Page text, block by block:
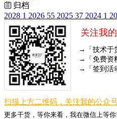
归档
2028 1 2026 55 2025 37 2024 1
关注我
→「技术于
→「免费资
→「签到活
扫描上方二维码，关注我的公众
更多干货，等你来看，我在微信上等你!